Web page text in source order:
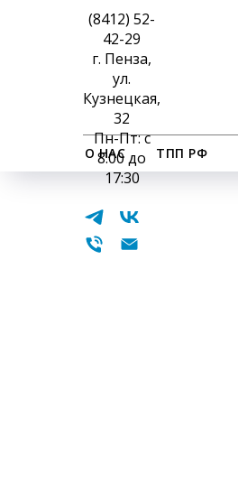
(8412) 52-
42-29
г. Пенза,
ул.
Кузнецкая,
32
Пн-Пт: с
8:00 до
17:30
О НАС ТПП РФ